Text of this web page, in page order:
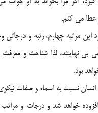
عطا مي كنم.
اين مرتبه چهارم، رتبه و درجاتي
بي نهايتند، لذا شناخت و
بود.
نسبت به اسماء و صفات نيكوي
خواهد شد و درجات و مراتب